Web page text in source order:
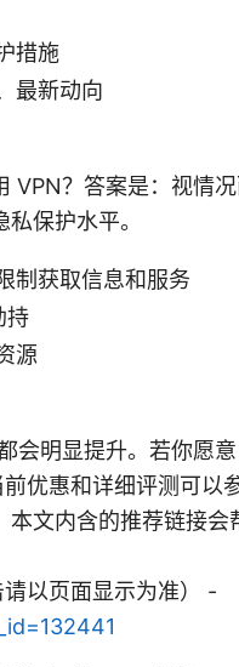
措施
最新动向
VPN？答案是：视情
保护水平。
制获取信息和服务
持
源
会明显提升。若你愿
优惠和详细评测可以
文内含的推荐链接会
以页面显示为准） -